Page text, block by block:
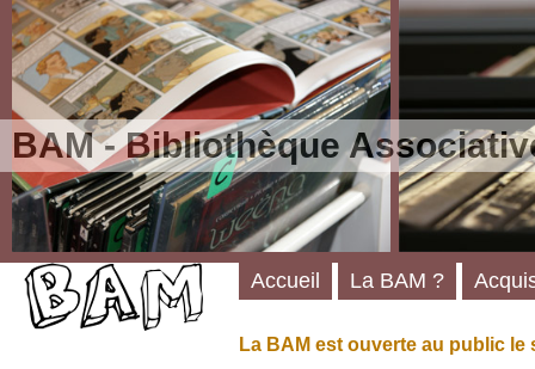
BAM - Bibliothèque
La BAM est ouverte au public le
Accueil La BAM ?